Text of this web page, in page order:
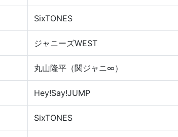
SixTONES
ジャニーズWEST
丸山隆平（関ジャニ∞）
Hey!Say!JUMP
SixTONES